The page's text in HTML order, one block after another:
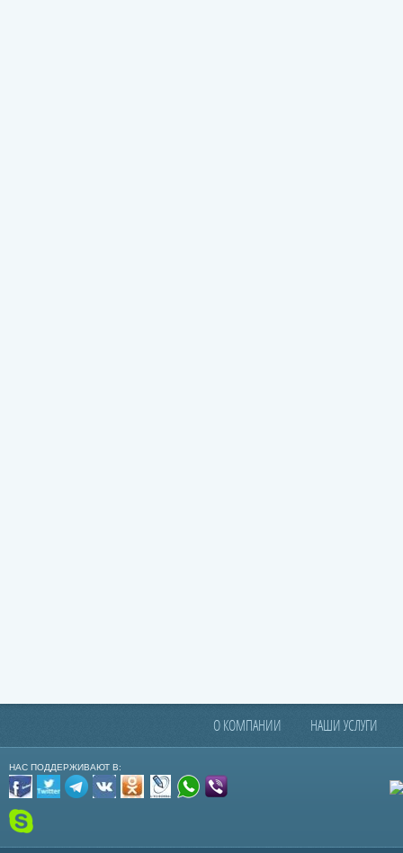
О КОМПАНИИ НАШИ УСЛУГИ
НАС ПОДДЕРЖИВАЮТ В: